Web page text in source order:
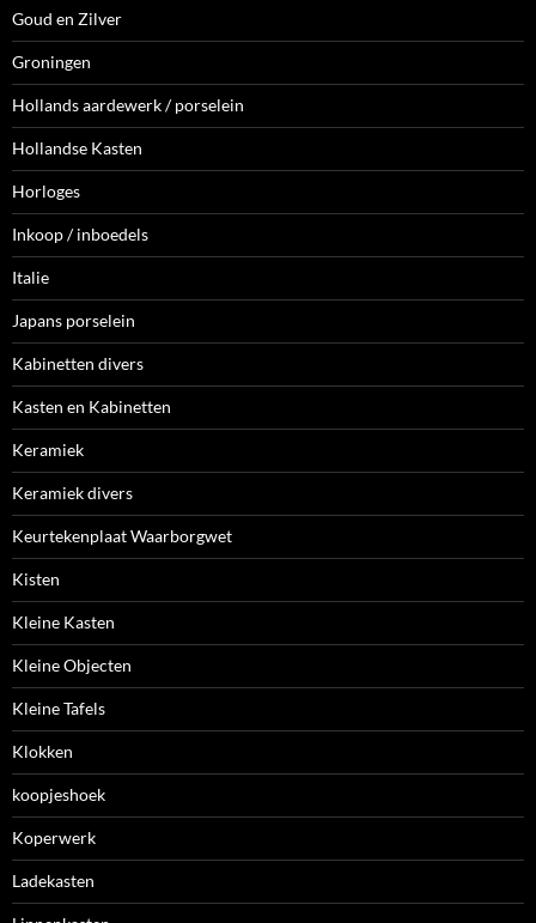
Goud en Zilver
Groningen
Hollands aardewerk / porselein
Hollandse Kasten
Horloges
Inkoop / inboedels
Italie
Japans porselein
Kabinetten divers
Kasten en Kabinetten
Keramiek
Keramiek divers
Keurtekenplaat Waarborgwet
Kisten
Kleine Kasten
Kleine Objecten
Kleine Tafels
Klokken
koopjeshoek
Koperwerk
Ladekasten